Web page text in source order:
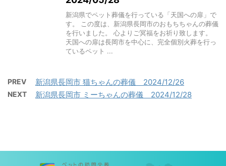
新潟県でペット葬儀を行っている「天国への扉」で
す。 この度は、新潟県長岡市のおもちちゃんの葬儀
を行いました。 心よりご冥福をお祈り致します。
天国への扉は長岡市を中心に、完全個別火葬を行っ
ているペット ...
PREV 新潟県長岡市 猫ちゃんの葬儀 2024/12/26
NEXT 新潟県長岡市 ミーちゃんの葬儀 2024/12/28